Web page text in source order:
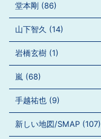
堂本剛 (86)
山下智久 (14)
岩橋玄樹 (1)
嵐 (68)
手越祐也 (9)
新しい地図/SMAP (107)